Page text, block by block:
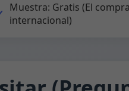
Muestra: Gratis (El
internacional)